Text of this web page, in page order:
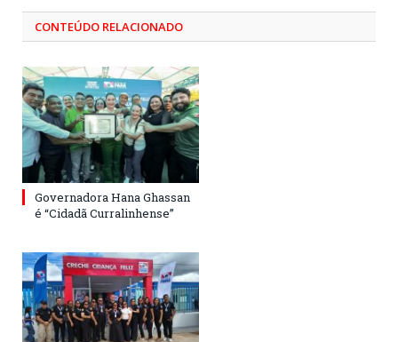
CONTEÚDO RELACIONADO
Governadora Hana Ghassan
é “Cidadã Curralinhense”